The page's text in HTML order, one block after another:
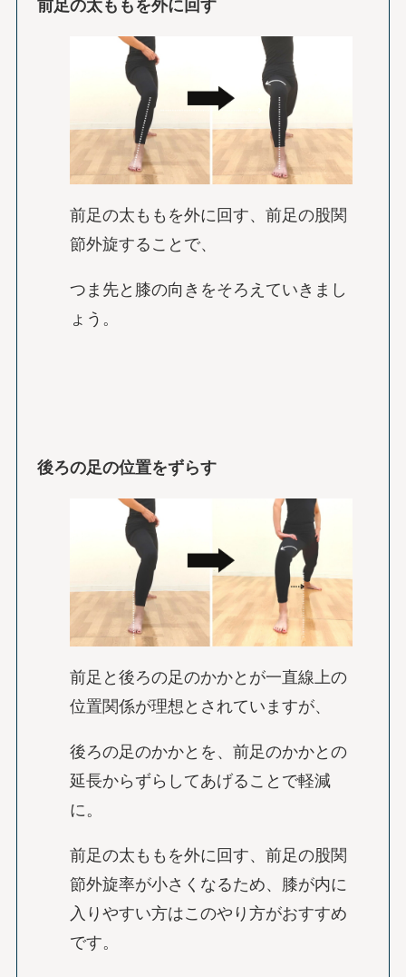
前足の太ももを外に回す
前足の太ももを外に回す、前足の股関
節外旋することで、
つま先と膝の向きをそろえていきまし
ょう。
後ろの足の位置をずらす
前足と後ろの足のかかとが一直線上の
位置関係が理想とされていますが、
後ろの足のかかとを、前足のかかとの
延長からずらしてあげることで軽減
に。
前足の太ももを外に回す、前足の股関
節外旋率が小さくなるため、膝が内に
入りやすい方はこのやり方がおすすめ
です。